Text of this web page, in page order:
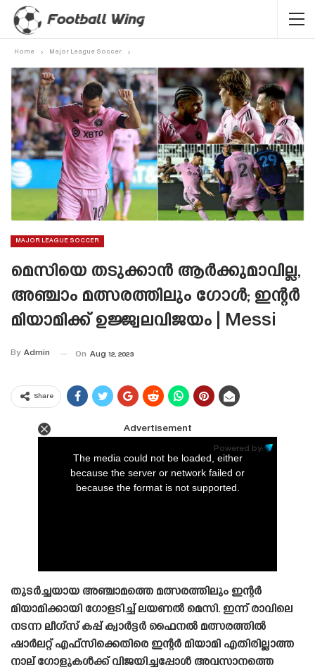
Home Major League Soccer
MAJOR LEAGUE SOCCER
മെസിയെ തടുക്കാൻ ആർക്കുമാവില്ല,
അഞ്ചാം മത്സരത്തിലും ഗോൾ; ഇന്റർ
മിയാമിക്ക് ഉജ്ജ്വലവിജയം | Messi
By Admin On Aug 12, 2023
Share
Advertisement
Powered by:
The media could not be loaded, either
because the server or network failed or
because the format is not supported.
തുടർച്ചയായ അഞ്ചാമത്തെ മത്സരത്തിലും ഇന്റർ
മിയാമിക്കായി ഗോളടിച്ച് ലയണൽ മെസി. ഇന്ന് രാവിലെ
നടന്ന ലീഗ്‌സ് കപ്പ് ക്വാർട്ടർ ഫൈനൽ മത്സരത്തിൽ
ഷാർലറ്റ് എഫ്‌സിക്കെതിരെ ഇന്റർ മിയാമി എതിരില്ലാത്ത
നാല് ഗോളുകൾക്ക് വിജയിച്ചപ്പോൾ അവസാനത്തെ